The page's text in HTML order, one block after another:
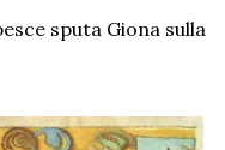
sputa Giona sulla